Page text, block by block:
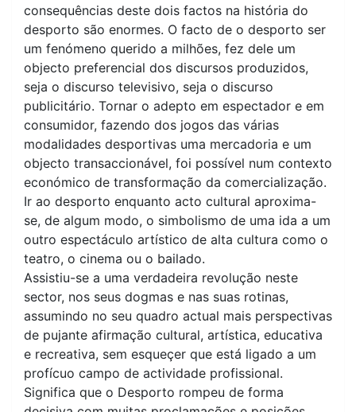
consequências deste dois factos na história do
desporto são enormes. O facto de o desporto ser
um fenómeno querido a milhões, fez dele um
objecto preferencial dos discursos produzidos,
seja o discurso televisivo, seja o discurso
publicitário. Tornar o adepto em espectador e em
consumidor, fazendo dos jogos das várias
modalidades desportivas uma mercadoria e um
objecto transaccionável, foi possível num contexto
económico de transformação da comercialização.
Ir ao desporto enquanto acto cultural aproxima-
se, de algum modo, o simbolismo de uma ida a um
outro espectáculo artístico de alta cultura como o
teatro, o cinema ou o bailado.
Assistiu-se a uma verdadeira revolução neste
sector, nos seus dogmas e nas suas rotinas,
assumindo no seu quadro actual mais perspectivas
de pujante afirmação cultural, artística, educativa
e recreativa, sem esqueçer que está ligado a um
profícuo campo de actividade profissional.
Significa que o Desporto rompeu de forma